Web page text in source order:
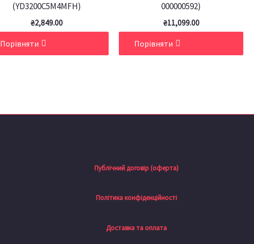
(YD3200C5M4MFH)
₴2,849.00
Порівняти
000000592)
₴11,099.00
Порівняти
Публічний договір (оферта)
Політика конфіденційності
Доставка та оплата